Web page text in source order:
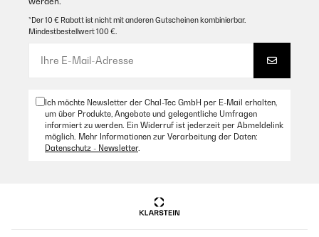
*Der 10 € Rabatt ist nicht mit anderen Gutscheinen kombinierbar.
Mindestbestellwert 100 €.
Ich möchte Newsletter der Chal-Tec GmbH per E-Mail erhalten,
um über Produkte, Angebote und gelegentliche Umfragen
informiert zu werden. Ein Widerruf ist jederzeit per Abmeldelink
möglich. Mehr Informationen zur Verarbeitung der Daten:
Datenschutz - Newsletter.